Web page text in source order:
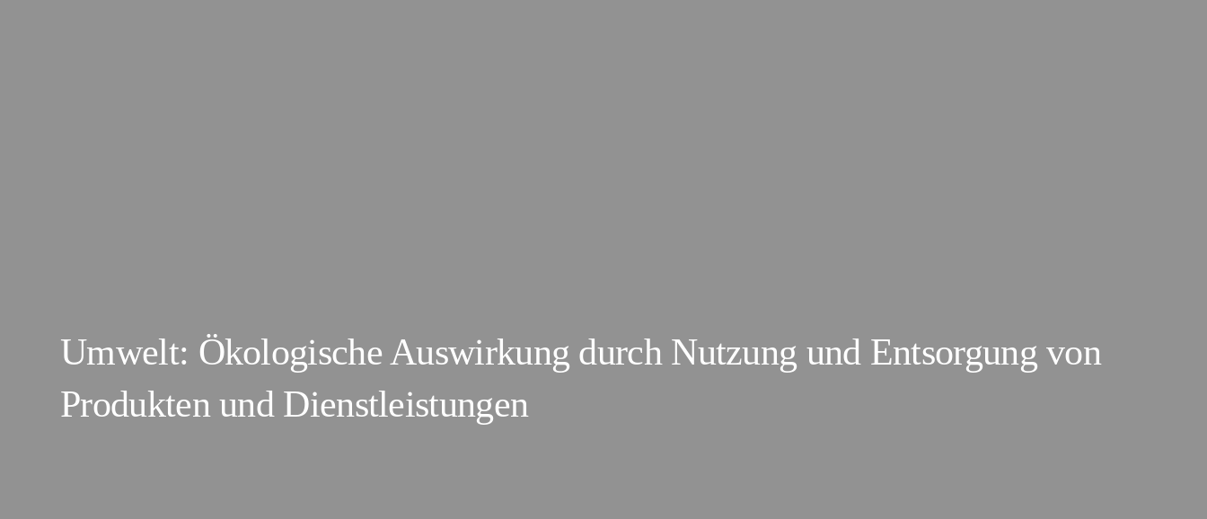
Umwelt: Ökologische Auswirkung durch Nutzung und Entsorgung von
Produkten und Dienstleistungen